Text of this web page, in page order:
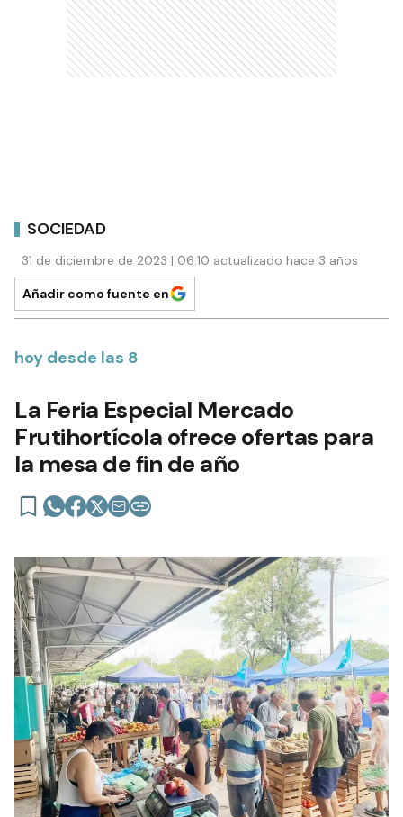
SOCIEDAD
31 de diciembre de 2023 | 06:10 actualizado hace 3 años
Añadir como fuente en
hoy desde las 8
La Feria Especial Mercado
Frutihortícola ofrece ofertas para
la mesa de fin de año